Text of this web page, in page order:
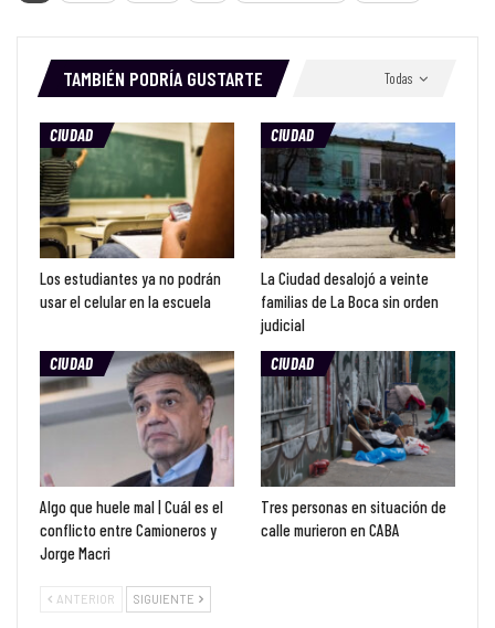
Todas
TAMBIÉN PODRÍA GUSTARTE
CIUDAD
Los estudiantes ya no podrán
usar el celular en la escuela
CIUDAD
La Ciudad desalojó a veinte
familias de La Boca sin orden
judicial
CIUDAD
Algo que huele mal | Cuál es el
conflicto entre Camioneros y
Jorge Macri
CIUDAD
Tres personas en situación de
calle murieron en CABA
ANTERIOR SIGUIENTE